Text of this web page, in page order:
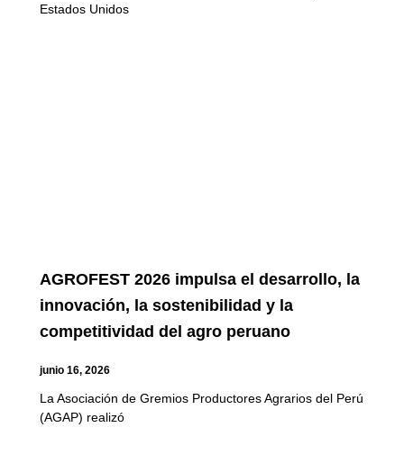
Estados Unidos
AGROFEST 2026 impulsa el desarrollo, la
innovación, la sostenibilidad y la
competitividad del agro peruano
junio 16, 2026
La Asociación de Gremios Productores Agrarios del Perú
(AGAP) realizó